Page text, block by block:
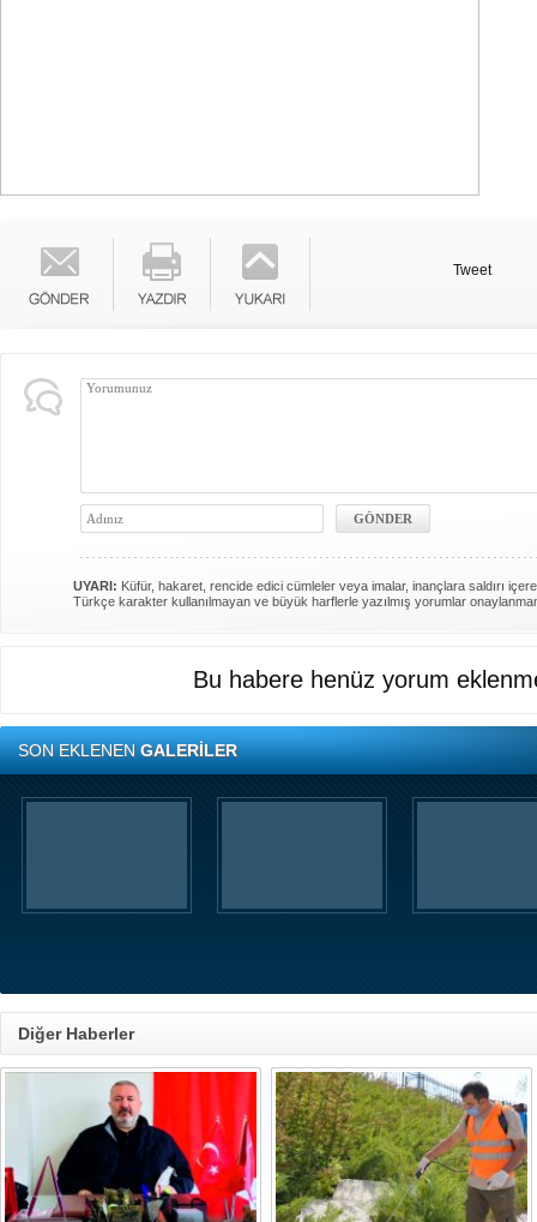
Tweet
UYARI: Küfür, hakaret, rencide edici cümleler veya imalar, inançlara saldırı
Türkçe karakter kullanılmayan ve büyük harflerle yazılmış yorumlar
Bu habere henüz yorum
SON EKLENENGALERİLER
Diğer Haberler